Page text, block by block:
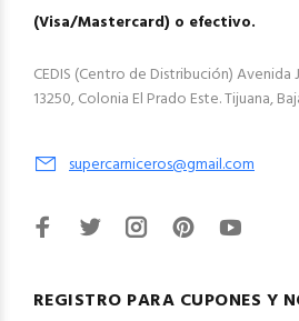
(Visa/Mastercard) o efectivo.
CEDIS (Centro de Distribución)
13250, Colonia El Prado Este. Tijuana,
supercarniceros@gmail.com
REGISTRO PARA CUPONES Y